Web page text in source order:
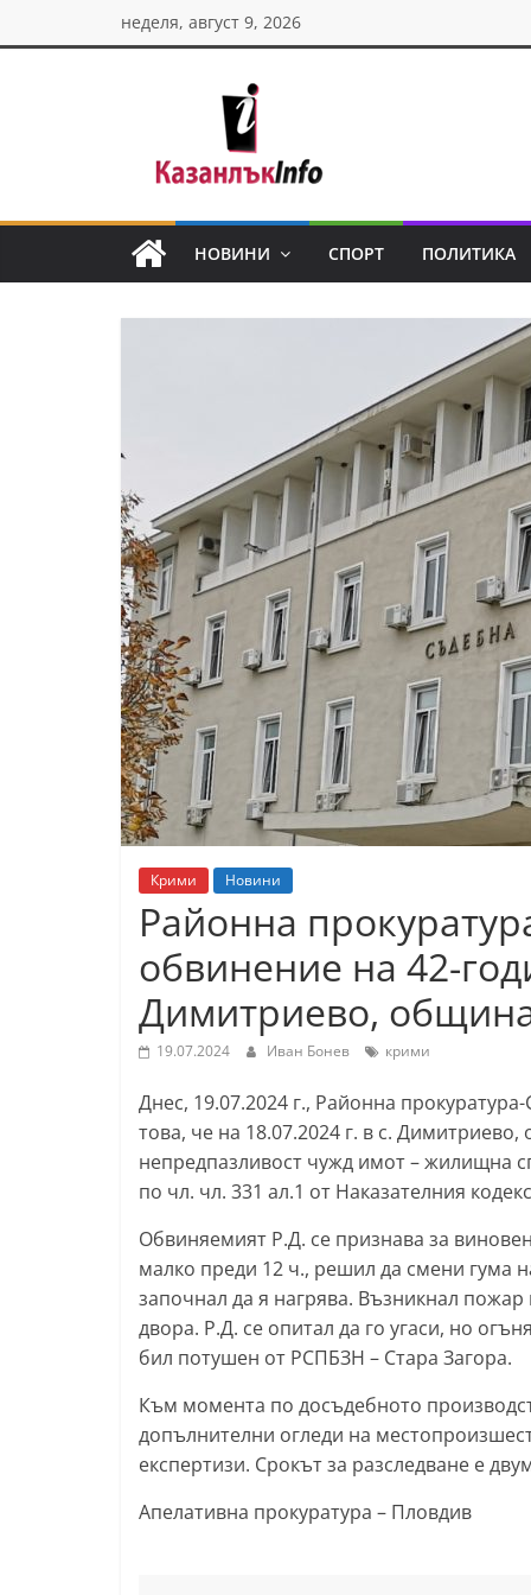
to
неделя, август 9, 2026
Казанлък
инфо
и
о
т
К
а
з
а
н
л
ъ
к
и
НОВИНИ СПОРТ ПОЛИТИКА
Крими Новини
Районна
обвинение на 42-
Димитриево,
19.07.2024 Иван Бонев крими
Днес, 19.07.2024 г., Районна
това, че на 18.07.2024 г. в с.
непредпазливост чужд имот – жилищна
по чл. чл. 331 ал.1 от Наказателния
Обвиняемият Р.Д. се признава за
малко преди 12 ч., решил да смени гума
започнал да я нагрява. Възникнал пожар
двора. Р.Д. се опитал да го угаси, но
бил потушен от РСПБЗН – Стара Загора.
Към момента по досъдебното
допълнителни огледи на
експертизи. Срокът за разследване е
Апелативна прокуратура – Пловдив